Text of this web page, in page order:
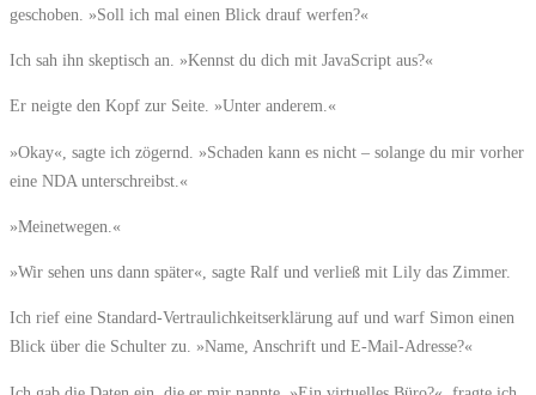
geschoben. »Soll ich mal einen Blick drauf werfen?«
Ich sah ihn skeptisch an. »Kennst du dich mit JavaScript aus?«
Er neigte den Kopf zur Seite. »Unter anderem.«
»Okay«, sagte ich zögernd. »Schaden kann es nicht – solange du mir vorher
eine NDA unterschreibst.«
»Meinetwegen.«
»Wir sehen uns dann später«, sagte Ralf und verließ mit Lily das Zimmer.
Ich rief eine Standard-Vertraulichkeitserklärung auf und warf Simon einen
Blick über die Schulter zu. »Name, Anschrift und E-Mail-Adresse?«